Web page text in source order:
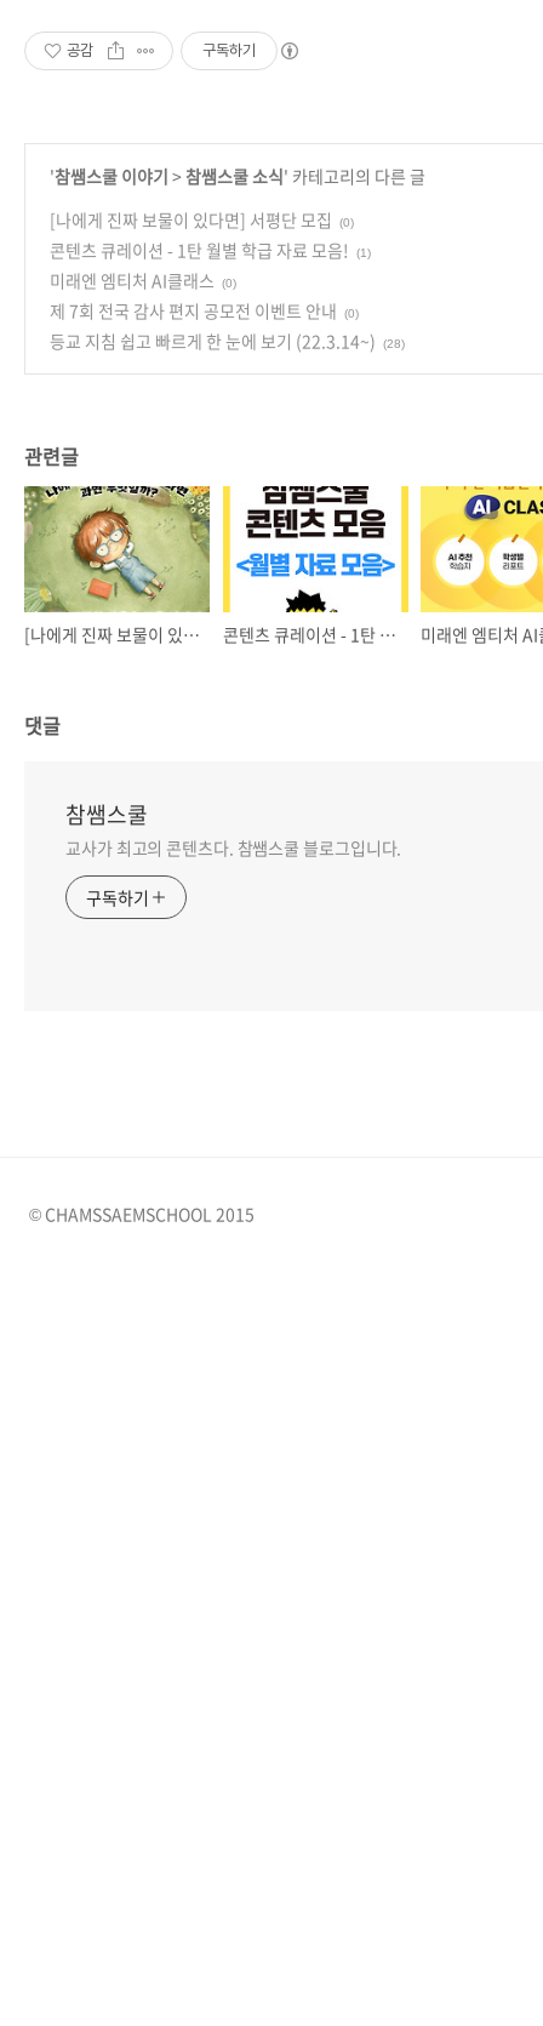
공감 구독하기
'참쌤스쿨 이야기 > 참쌤스쿨 소식' 카테고리의 다른 글
[나에게 진짜 보물이 있다면] 서평단 모집
(0)
콘텐츠 큐레이션 - 1탄 월별 학급 자료 모음! (1)
미래엔 엠티처 AI클래스 (0)
제 7회 전국 감사 편지 공모전 이벤트 안내 (0)
등교 지침 쉽고 빠르게 한 눈에 보기 (22.3.14~) (28)
관련글
[나에게 진짜 보물이 있다면] 서평단 모집 콘텐츠 큐레이션 - 1탄 월별 학급 자료 모음! 미래엔 엠티처
댓글
참쌤스쿨
교사가 최고의 콘텐츠다. 참쌤스쿨 블로그입니다.
구독하기
© CHAMSSAEMSCHOOL 2015